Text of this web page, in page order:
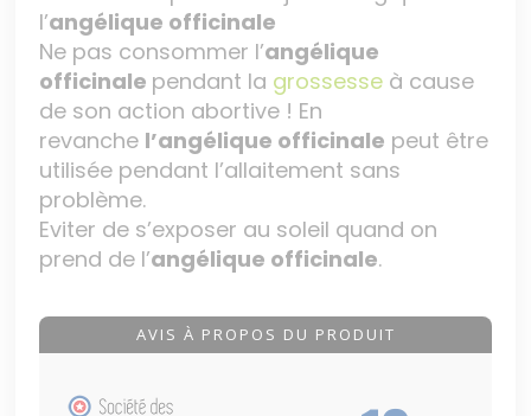
l’angélique officinale
Ne pas consommer l’angélique
officinale pendant la grossesse à cause
de son action abortive ! En
revanche l’angélique officinale peut être
utilisée pendant l’allaitement sans
problème.
Eviter de s’exposer au soleil quand on
prend de l’angélique officinale.
AVIS À PROPOS DU PRODUIT